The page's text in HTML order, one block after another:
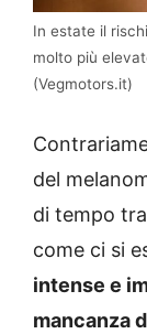
In estate il
molto più
(Vegmotors.it)
del
di tempo
come ci si
intense e
mancanza